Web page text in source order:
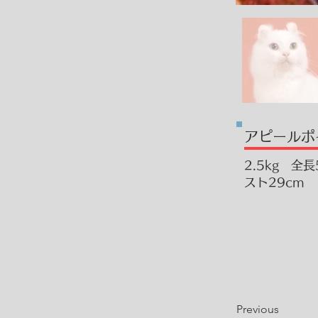
アピール
2.5kg 全
スト29cm
Previous